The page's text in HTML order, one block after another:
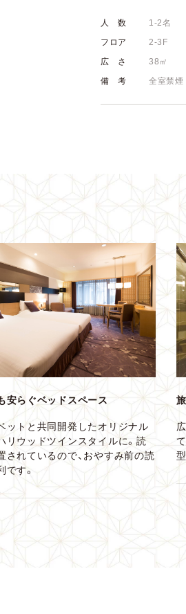
人 数
1-2名
フロア
2-3F
広 さ
38㎡
備 考
全室禁煙
安らぐベッドスペース
ットと共同開発したオリジナル
リウッドツインスタイルに。読
されているので、おやすみ前の読
す。